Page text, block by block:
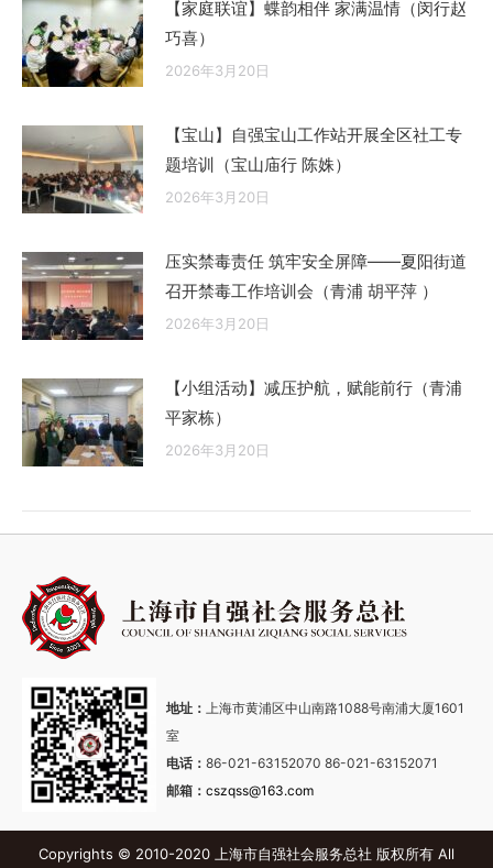
【家庭联谊】蝶韵相伴 家满温情（闵行赵
巧喜）
2026年3月20日
【宝山】自强宝山工作站开展全区社工专
题培训（宝山庙行 陈姝）
2026年3月20日
压实禁毒责任 筑牢安全屏障——夏阳街道
召开禁毒工作培训会（青浦 胡平萍 ）
2026年3月20日
【小组活动】减压护航，赋能前行（青浦
平家栋）
2026年3月20日
地址： 上海市黄浦区中山南路1088号南浦大厦1601
室
电话： 86-021-63152070 86-021-63152071
邮箱： cszqss@163.com
Copyrights © 2010-2020 上海市自强社会服务总社 版权所有 All